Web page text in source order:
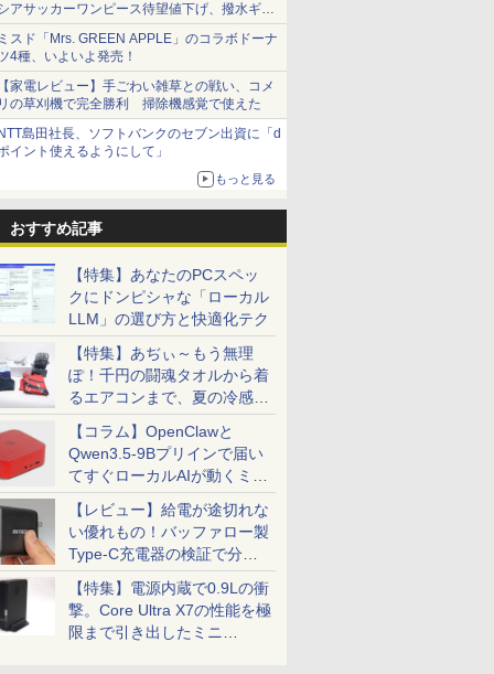
アサッカーワンピース待望値下げ、撥水ギア
ョーツは1990円に
スド「Mrs. GREEN APPLE」のコラボドーナ
4種、いよいよ発売！
家電レビュー】手ごわい雑草との戦い、コメ
の草刈機で完全勝利 掃除機感覚で使えた
島田社長、ソフトバンクのセブン出資に「d
イント使えるようにして」
もっと見る
おすすめ記事
【特集】あなたのPCスペッ
クにドンピシャな「ローカル
LLM」の選び方と快適化テク
【特集】あぢぃ～もう無理
ぽ！千円の闘魂タオルから着
るエアコンまで、夏の冷感グ
ッズ一挙紹介
【コラム】OpenClawと
Qwen3.5-9Bプリインで届い
てすぐローカルAIが動くミニ
PC「SER9 Pro」
【レビュー】給電が途切れな
い優れもの！バッファロー製
Type-C充電器の検証で分か
ったこと
【特集】電源内蔵で0.9Lの衝
撃。Core Ultra X7の性能を極
限まで引き出したミニ